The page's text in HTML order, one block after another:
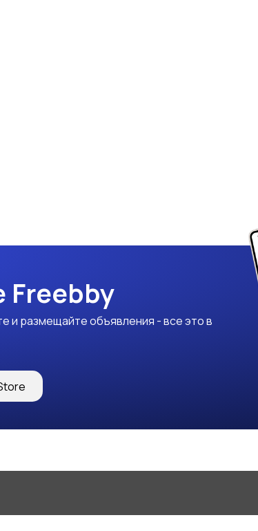
и размещайте объявления - все это в